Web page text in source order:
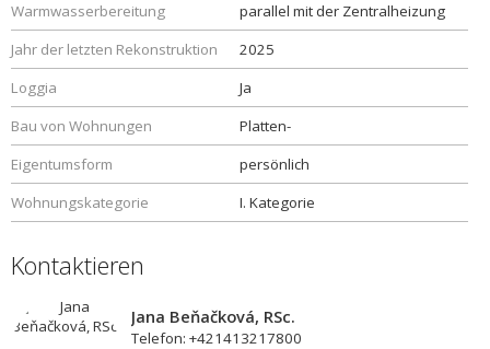
Warmwasserbereitung
parallel mit der Zentralheizung
Jahr der letzten Rekonstruktion
2025
Loggia
Ja
Bau von Wohnungen
Platten-
Eigentumsform
persönlich
Wohnungskategorie
I. Kategorie
Kontaktieren
Jana Beňačková, RSc.
Telefon: +421413217800